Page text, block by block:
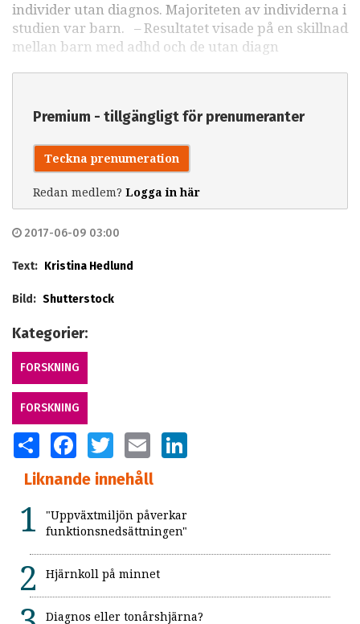
individer utan diagnos. Majoriteten av individerna i
studien var barn. – Resultatet visade på en skillnad
mellan barn med adhd och de utan diagn
Premium - tillgängligt för prenumeranter
Teckna prenumeration
Redan medlem? Logga in här
2017-06-09 03:00
Text: Kristina Hedlund
Bild: Shutterstock
Kategorier:
FORSKNING
FORSKNING
SHARE FACEBOOKTWITTER EMAIL
Liknande innehåll
"Uppväxtmiljön påverkar
funktionsnedsättningen"
Hjärnkoll på minnet
Diagnos eller tonårshjärna?